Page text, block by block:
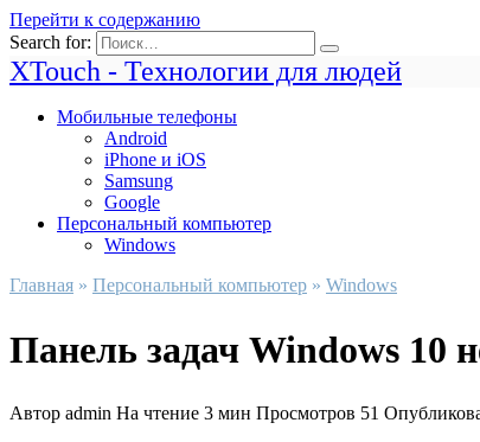
Перейти к содержанию
Search for:
XTouch - Технологии для людей
Мобильные телефоны
Android
iPhone и iOS
Samsung
Google
Персональный компьютер
Windows
Главная » Персональный компьютер » Windows
Панель задач Windows 10
Автор admin На чтение 3 мин Просмотров 51